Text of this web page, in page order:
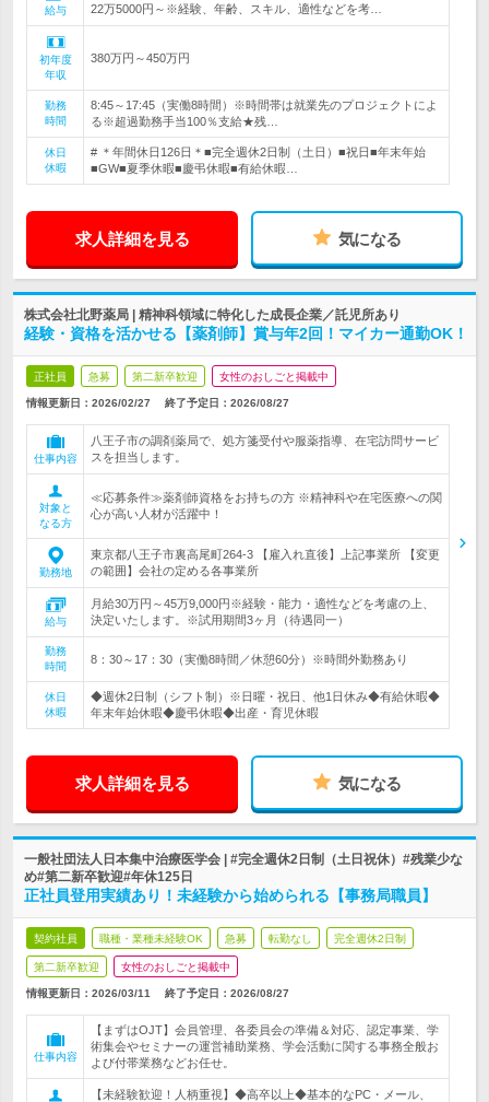
給与
22万5000円～※経験、年齢、スキル、適性などを考…
初年度
年収
380万円～450万円
勤務
時間
8:45～17:45（実働8時間）※時間帯は就業先のプロジェクトによ
る※超過勤務手当100％支給★残…
休日
休暇
# ＊年間休日126日＊■完全週休2日制（土日）■祝日■年末年始
■GW■夏季休暇■慶弔休暇■有給休暇…
求人詳細を見る 気になる
株式会社北野薬局 | 精神科領域に特化した成長企業／託児所あり
経験・資格を活かせる【薬剤師】賞与年2回！マイカー通勤OK！
正社員 急募 第二新卒歓迎 女性のおしごと掲載中
情報更新日：2026/02/27 終了予定日： 2026/08/27
仕事内容
八王子市の調剤薬局で、処方箋受付や服薬指導、在宅訪問サービ
スを担当します。
対象と
なる方
≪応募条件≫薬剤師資格をお持ちの方 ※精神科や在宅医療への関
心が高い人材が活躍中！
勤務地
東京都八王子市裏高尾町264-3 【雇入れ直後】上記事業所 【変更
の範囲】会社の定める各事業所
給与
月給30万円～45万9,000円※経験・能力・適性などを考慮の上、
決定いたします。※試用期間3ヶ月（待遇同一）
勤務
時間
8：30～17：30（実働8時間／休憩60分）※時間外勤務あり
休日
休暇
◆週休2日制（シフト制）※日曜・祝日、他1日休み◆有給休暇◆
年末年始休暇◆慶弔休暇◆出産・育児休暇
求人詳細を見る 気になる
一般社団法人日本集中治療医学会 | #完全週休2日制（土日祝休）#残業少な
め#第二新卒歓迎#年休125日
正社員登用実績あり！未経験から始められる【事務局職員】
契約社員 職種・業種未経験OK 急募 転勤なし 完全週休2日制
第二新卒歓迎 女性のおしごと掲載中
情報更新日：2026/03/11 終了予定日： 2026/08/27
仕事内容
【まずはOJT】会員管理、各委員会の準備＆対応、認定事業、学
術集会やセミナーの運営補助業務、学会活動に関する事務全般お
よび付帯業務などお任せ。
【未経験歓迎！人柄重視】◆高卒以上◆基本的なPC・メール、